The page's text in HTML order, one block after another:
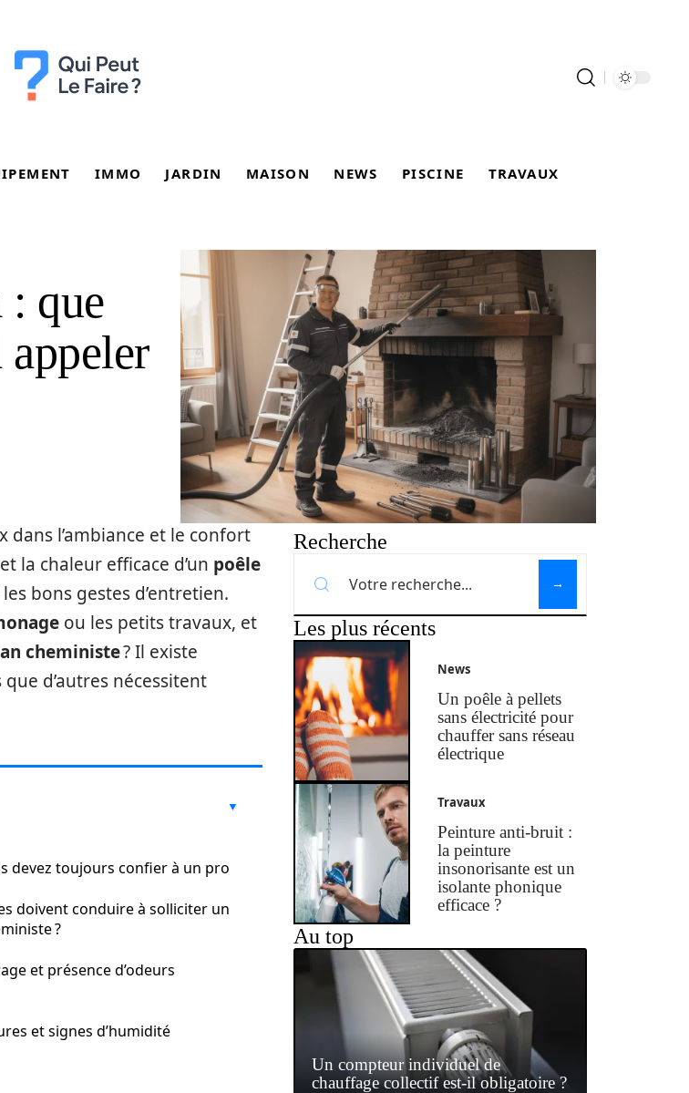
IMMO JARDIN MAISON NEWS PISCINE TRAVAUX
: que
dans l’ambiance et le confort
la chaleur efficace d’un poêle
bons gestes d’entretien.
ou les petits travaux, et
cheministe? Il existe
d’autres nécessitent
devez toujours confier à un pro
doivent conduire à solliciter un
?
et présence d’odeurs
et signes d’humidité
Recherche
Les plus récents
News
Un poêle à pellets
sans électricité pour
chauffer sans réseau
électrique
Travaux
Peinture anti-bruit :
la peinture
insonorisante est un
isolante phonique
efficace ?
Au top
Un compteur individuel de
chauffage collectif est-il obligatoire ?